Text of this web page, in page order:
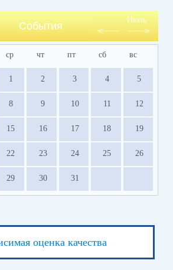
События
Июль
ср чт пт сб вс
1 2 3 4 5
8 9 10 11 12
15 16 17 18 19
22 23 24 25 26
29 30 31
оценка качества